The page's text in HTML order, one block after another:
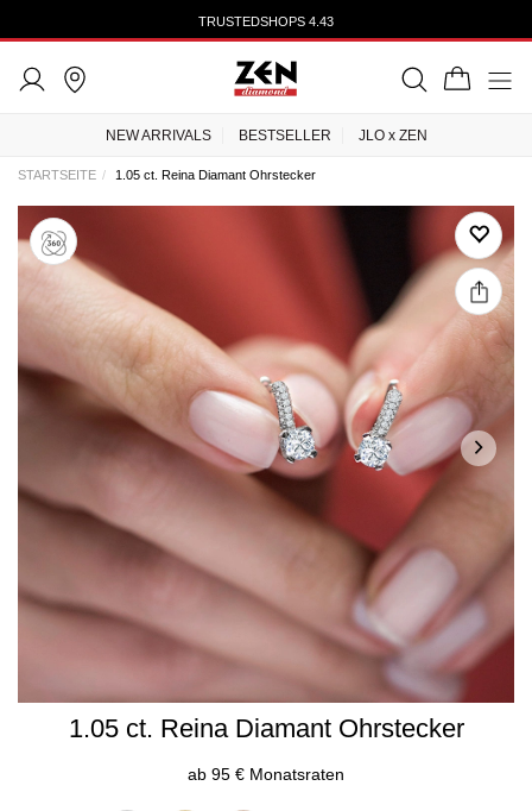
KOSTENLOSER UND VERSICHERTER VERSAND BEI ALLEN ARTIKELN
NEW ARRIVALS BESTSELLER JLO x ZEN
STARTSEITE 1.05 ct. Reina Diamant Ohrstecker
1.05 ct. Reina Diamant Ohrstecker
ab 95 € Monatsraten